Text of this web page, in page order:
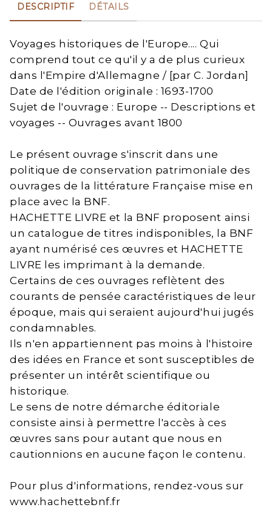
DESCRIPTIF DÉTAILS
Voyages historiques de l'Europe.... Qui
comprend tout ce qu'il y a de plus curieux
dans l'Empire d'Allemagne / [par C. Jordan]
Date de l'édition originale : 1693-1700
Sujet de l'ouvrage : Europe -- Descriptions et
voyages -- Ouvrages avant 1800
Le présent ouvrage s'inscrit dans une
politique de conservation patrimoniale des
ouvrages de la littérature Française mise en
place avec la BNF.
HACHETTE LIVRE et la BNF proposent ainsi
un catalogue de titres indisponibles, la BNF
ayant numérisé ces œuvres et HACHETTE
LIVRE les imprimant à la demande.
Certains de ces ouvrages reflètent des
courants de pensée caractéristiques de leur
époque, mais qui seraient aujourd'hui jugés
condamnables.
Ils n'en appartiennent pas moins à l'histoire
des idées en France et sont susceptibles de
présenter un intérêt scientifique ou
historique.
Le sens de notre démarche éditoriale
consiste ainsi à permettre l'accès à ces
œuvres sans pour autant que nous en
cautionnions en aucune façon le contenu.
Pour plus d'informations, rendez-vous sur
www.hachettebnf.fr